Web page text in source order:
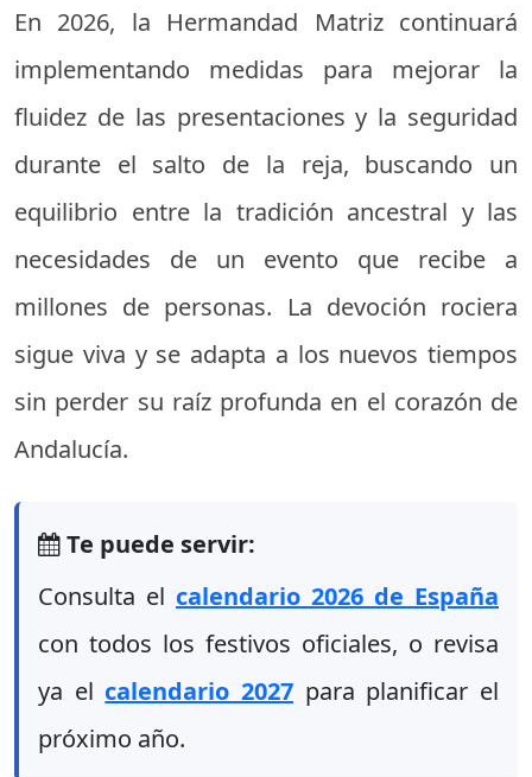
En 2026, la Hermandad Matriz continuará
implementando medidas para mejorar la
fluidez de las presentaciones y la seguridad
durante el salto de la reja, buscando un
equilibrio entre la tradición ancestral y las
necesidades de un evento que recibe a
millones de personas. La devoción rociera
sigue viva y se adapta a los nuevos tiempos
sin perder su raíz profunda en el corazón de
Andalucía.
Te puede servir:
Consulta el calendario 2026 de España
con todos los festivos oficiales, o revisa
ya el calendario 2027 para planificar el
próximo año.